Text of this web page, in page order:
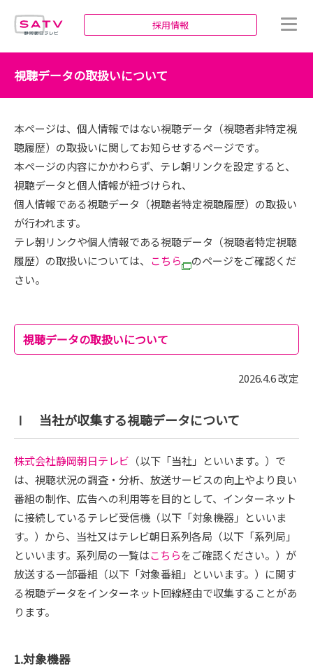
採用情報
視聴データの取扱いについて
本ページは、個人情報ではない視聴データ（視聴者非特定視
聴履歴）の取扱いに関してお知らせするページです。
本ページの内容にかかわらず、テレ朝リンクを設定すると、
視聴データと個人情報が紐づけられ、
個人情報である視聴データ（視聴者特定視聴履歴）の取扱い
が行われます。
テレ朝リンクや個人情報である視聴データ（視聴者特定視聴
履歴）の取扱いについては、 こちら
のページをご確認くだ
さい。
視聴データの取扱いについて
2026.4.6 改定
Ⅰ 当社が収集する視聴データについて
株式会社静岡朝日テレビ （以下「当社」といいます。）で
は、視聴状況の調査・分析、放送サービスの向上やより良い
番組の制作、広告への利用等を目的として、インターネット
に接続しているテレビ受信機（以下「対象機器」といいま
す。）から、当社又はテレビ朝日系列各局（以下「系列局」
といいます。系列局の一覧はこちらをご確認ください。）が
放送する一部番組（以下「対象番組」といいます。）に関す
る視聴データをインターネット回線経由で収集することがあ
ります。
1.対象機器